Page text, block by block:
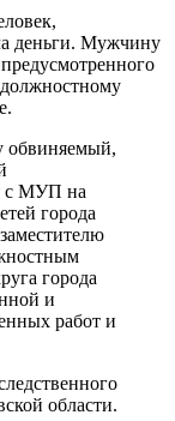
деньги. Мужчину
обвиняемый,
с МУП на
города
города
и
работ и
области.